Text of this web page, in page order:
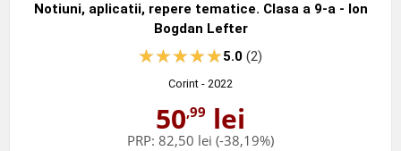
Notiuni, aplicatii, repere tematice. Clasa a 9-a - Ion
Bogdan Lefter
5.0(2)
Corint - 2022
50,99 lei
PRP: 82,50 lei (-38,19%)